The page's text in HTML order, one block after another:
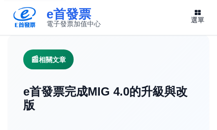
e首發票
電子發票加值中心 選單
相關文章
e首發票完成MIG 4.0的升級與改
版